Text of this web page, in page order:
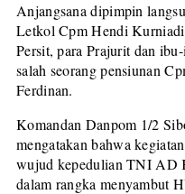
Anjangsana dipimpin
Letkol Cpm Hendi
Persit, para Prajurit dan
salah seorang pensiunan
Ferdinan.
Komandan Danpom 1/2
mengatakan bahwa
wujud kepedulian TNI AD
dalam rangka menyambut